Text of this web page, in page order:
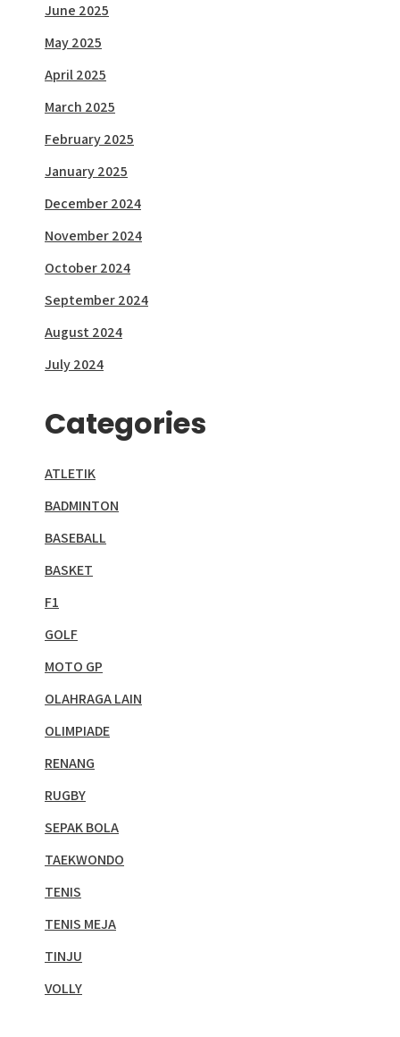
June 2025
May 2025
April 2025
March 2025
February 2025
January 2025
December 2024
November 2024
October 2024
September 2024
August 2024
July 2024
Categories
ATLETIK
BADMINTON
BASEBALL
BASKET
F1
GOLF
MOTO GP
OLAHRAGA LAIN
OLIMPIADE
RENANG
RUGBY
SEPAK BOLA
TAEKWONDO
TENIS
TENIS MEJA
TINJU
VOLLY